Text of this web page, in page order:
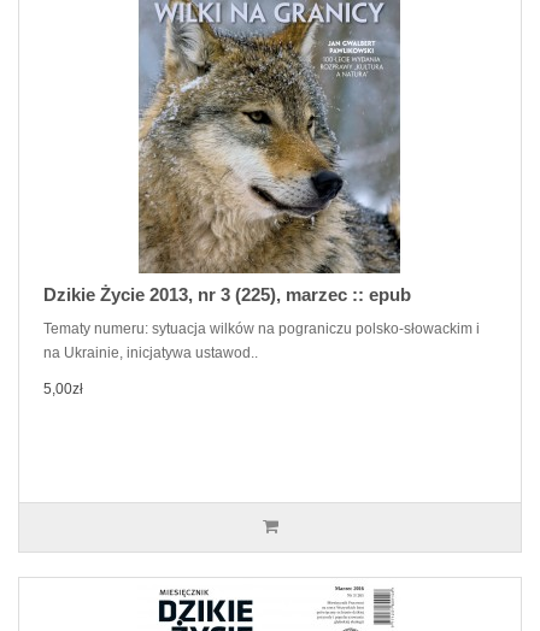
Dzikie Życie 2013, nr 3 (225), marzec :: epub
Tematy numeru: sytuacja wilków na pograniczu polsko-słowackim i
na Ukrainie, inicjatywa ustawod..
5,00zł